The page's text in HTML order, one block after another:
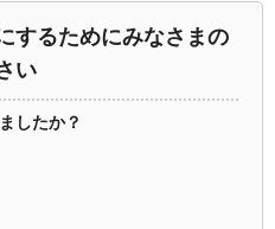
するためにみなさまの
い
したか？